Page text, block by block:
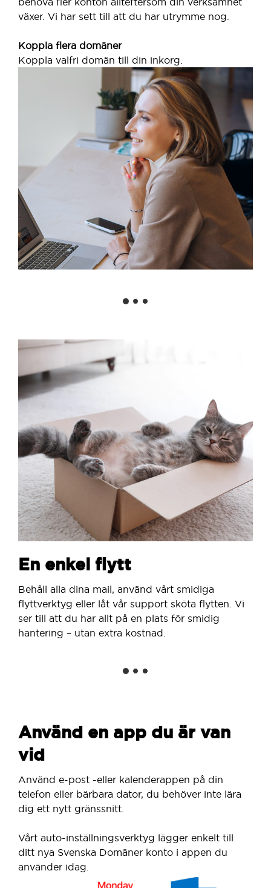
växer. Vi har sett till att du har utrymme nog.
Koppla flera domäner
Koppla valfri domän till din inkorg.
En enkel flytt
Behåll alla dina mail, använd vårt smidiga
flyttverktyg eller låt vår support sköta flytten. Vi
ser till att du har allt på en plats för smidig
hantering – utan extra kostnad.
Använd en app du är van
vid
Använd e-post -eller kalenderappen på din
telefon eller bärbara dator, du behöver inte lära
dig ett nytt gränssnitt.
Vårt auto-inställningsverktyg lägger enkelt till
ditt nya Svenska Domäner konto i appen du
använder idag.